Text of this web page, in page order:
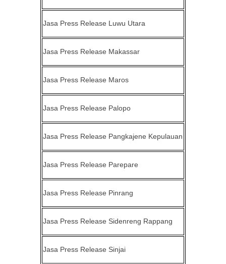
Jasa Press Release Luwu Utara
Jasa Press Release Makassar
Jasa Press Release Maros
Jasa Press Release Palopo
Jasa Press Release Pangkajene Kepulauan
Jasa Press Release Parepare
Jasa Press Release Pinrang
Jasa Press Release Sidenreng Rappang
Jasa Press Release Sinjai